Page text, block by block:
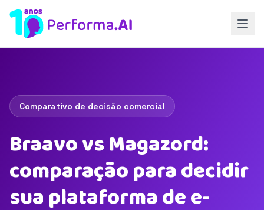
Comparativo de decisão comercial
Braavo vs Magazord:
comparação para decidir
sua plataforma de e-